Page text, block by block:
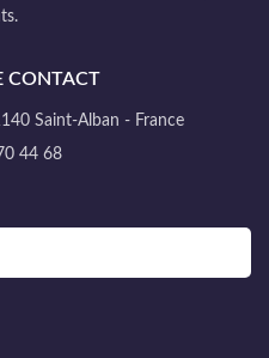
CONTACT
Saint-Alban - France
44 68